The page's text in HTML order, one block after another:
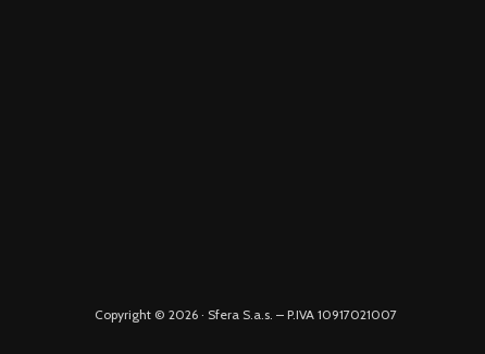
Copyright © 2026 · Sfera S.a.s. – P.IVA 10917021007